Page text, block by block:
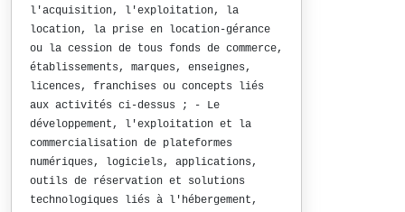
l'acquisition, l'exploitation, la
location, la prise en location-gérance
ou la cession de tous fonds de commerce,
établissements, marques, enseignes,
licences, franchises ou concepts liés
aux activités ci-dessus ; - Le
développement, l'exploitation et la
commercialisation de plateformes
numériques, logiciels, applications,
outils de réservation et solutions
technologiques liés à l'hébergement,